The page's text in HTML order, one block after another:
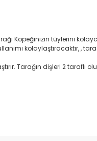
Köpeğinizin tüylerini
kolaylaştıracaktır, ,
Tarağın dişleri 2 taraflı